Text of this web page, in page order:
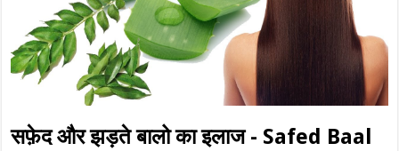
सफ़ेद और झड़ते बालो का इलाज - Safed Baal